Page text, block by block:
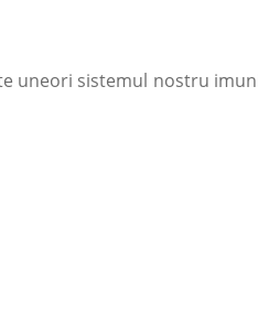
uneori sistemul nostru